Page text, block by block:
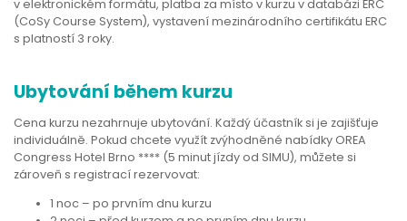
v elektronickém formátu, platba za místo v kurzu v databázi ERC
(CoSy Course System), vystavení mezinárodního certifikátu ERC
s platností 3 roky.
Ubytování během kurzu
Cena kurzu nezahrnuje ubytování. Každý účastník si je zajišťuje
individuálně. Pokud chcete využít zvýhodněné nabídky OREA
Congress Hotel Brno **** (5 minut jízdy od SIMU), můžete si
zároveň s registrací rezervovat:
1 noc – po prvním dnu kurzu